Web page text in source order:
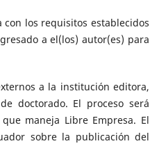
los requisitos establecidos
a el(los) autor(es) para
a la institución editora,
doctorado. El proceso será
maneja Libre Empresa. El
sobre la publicación del